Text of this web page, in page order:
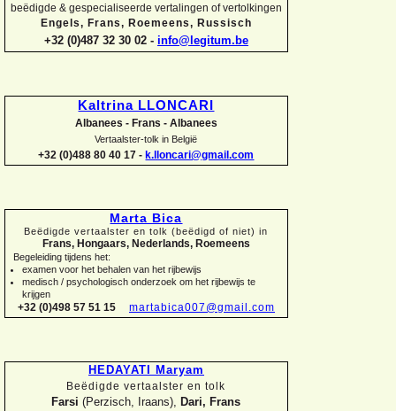
beëdigde & gespecialiseerde vertalingen of vertolkingen
Engels, Frans, Roemeens, Russisch
+32 (0)487 32 30 02 - info@legitum.be
Kaltrina LLONCARI
Albanees - Frans - Albanees
Vertaalster-tolk in België
+32 (0)488 80 40 17 - k.lloncari@gmail.com
Marta Bica
Beëdigde vertaalster en tolk (beëdigd of niet) in
Frans, Hongaars, Nederlands, Roemeens
Begeleiding tijdens het:
examen voor het behalen van het rijbewijs
medisch / psychologisch onderzoek om het rijbewijs te
krijgen
+32 (0)498 57 51 15 martabica007@gmail.com
HEDAYATI Maryam
Beëdigde vertaalster en tolk
Farsi(Perzisch, Iraans), Dari, Frans